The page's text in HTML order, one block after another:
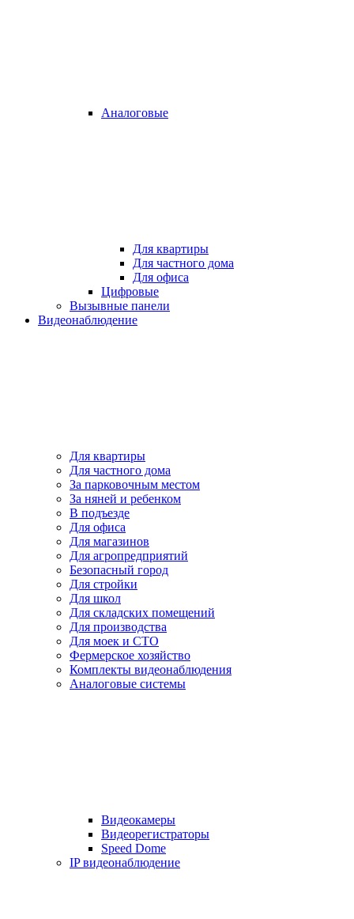
Аналоговые
Для квартиры
Для частного дома
Для офиса
Цифровые
Вызывные панели
Видеонаблюдение
Для квартиры
Для частного дома
За парковочным местом
За няней и ребенком
В подъезде
Для офиса
Для магазинов
Для агропредприятий
Безопасный город
Для стройки
Для школ
Для складских помещений
Для производства
Для моек и СТО
Фермерское хозяйство
Комплекты видеонаблюдения
Аналоговые системы
Видеокамеры
Видеорегистраторы
Speed Dome
IP видеонаблюдение